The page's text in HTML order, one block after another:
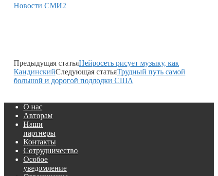
Новости СМИ2
Предыдущая статьяНейросеть рисует музыку, как
КандинскийСледующая статьяТрудный путь самой
большой и дорогой подлодки США
О нас
Авторам
Наши
партнеры
Контакты
Сотрудничество
Особое
уведомление